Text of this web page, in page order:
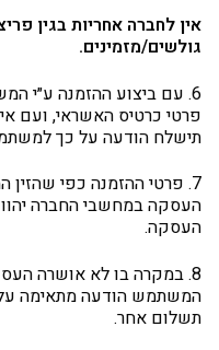
אין לחברה אחריות בגין
גולשים/מזמינים.
6. עם ביצוע ההזמנה ע״י
פרטי כרטיס האשראי, ועם
תישלח הודעה על כך
7. פרטי ההזמנה כפי
העסקה במחשבי החברה יהוו
העסקה.
8. במקרה בו לא אושרה
המשתמש הודעה מתאימה על
תשלום אחר.